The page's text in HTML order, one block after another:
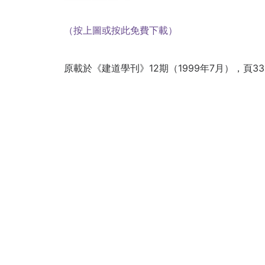
（按上圖或按此免費下載）
原載於《建道學刊》12期（1999年7月），頁